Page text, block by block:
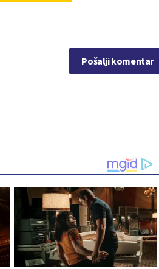
Pošalji komentar